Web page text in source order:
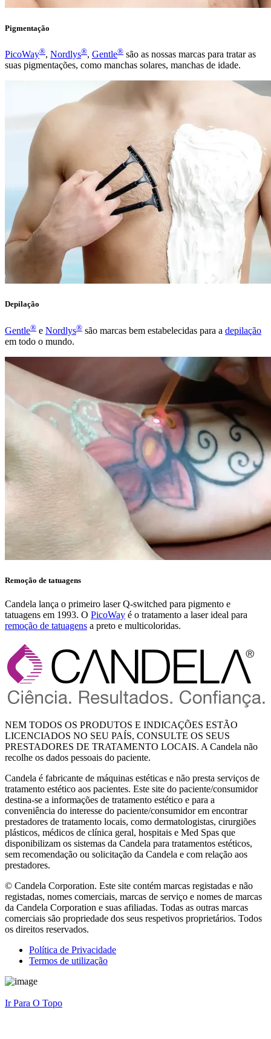
Pigmentação
PicoWay®, Nordlys®, Gentle® são as nossas marcas para tratar as
suas pigmentações, como manchas solares, manchas de idade.
Depilação
Gentle® e Nordlys® são marcas bem estabelecidas para a depilação
em todo o mundo.
Remoção de tatuagens
Candela lança o primeiro laser Q-switched para pigmento e
tatuagens em 1993. O PicoWay é o tratamento a laser ideal para
remoção de tatuagens a preto e multicoloridas.
NEM TODOS OS PRODUTOS E INDICAÇÕES ESTÃO
LICENCIADOS NO SEU PAÍS, CONSULTE OS SEUS
PRESTADORES DE TRATAMENTO LOCAIS. A Candela não
recolhe os dados pessoais do paciente.
Candela é fabricante de máquinas estéticas e não presta serviços de
tratamento estético aos pacientes. Este site do paciente/consumidor
destina-se a informações de tratamento estético e para a
conveniência do interesse do paciente/consumidor em encontrar
prestadores de tratamento locais, como dermatologistas, cirurgiões
plásticos, médicos de clínica geral, hospitais e Med Spas que
disponibilizam os sistemas da Candela para tratamentos estéticos,
sem recomendação ou solicitação da Candela e com relação aos
prestadores.
© Candela Corporation. Este site contém marcas registadas e não
registadas, nomes comerciais, marcas de serviço e nomes de marcas
da Candela Corporation e suas afiliadas. Todas as outras marcas
comerciais são propriedade dos seus respetivos proprietários. Todos
os direitos reservados.
Política de Privacidade
Termos de utilização
Ir Para O Topo